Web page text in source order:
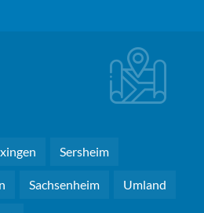
Sersheim
Sachsenheim Umland